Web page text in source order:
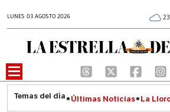
LUNES 03 AGOSTO 2026
Últimas Noticias La